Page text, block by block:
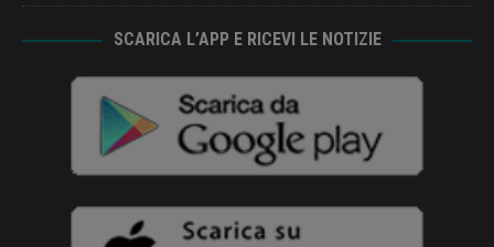
SCARICA L’APP E RICEVI LE NOTIZIE